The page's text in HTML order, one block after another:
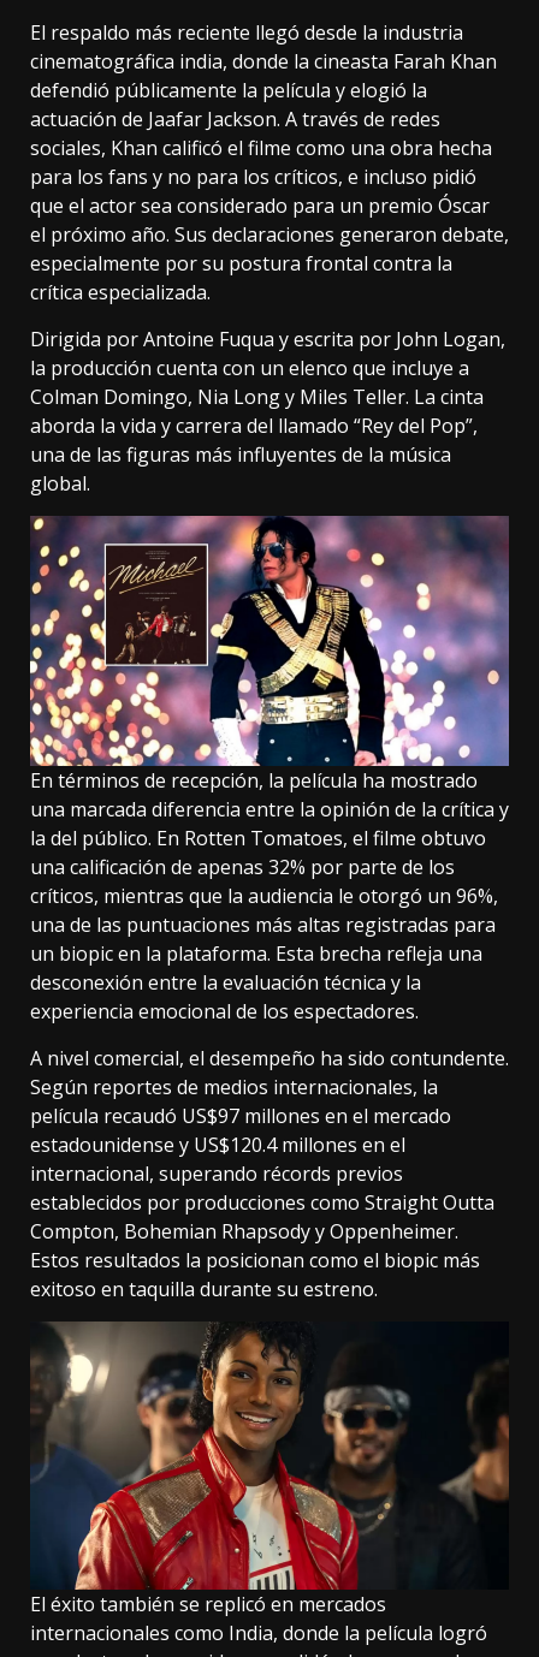
El respaldo más reciente llegó desde la industria
cinematográfica india, donde la cineasta Farah Khan
defendió públicamente la película y elogió la
actuación de Jaafar Jackson. A través de redes
sociales, Khan calificó el filme como una obra hecha
para los fans y no para los críticos, e incluso pidió
que el actor sea considerado para un premio Óscar
el próximo año. Sus declaraciones generaron debate,
especialmente por su postura frontal contra la
crítica especializada.
Dirigida por Antoine Fuqua y escrita por John Logan,
la producción cuenta con un elenco que incluye a
Colman Domingo, Nia Long y Miles Teller. La cinta
aborda la vida y carrera del llamado “Rey del Pop”,
una de las figuras más influyentes de la música
global.
En términos de recepción, la película ha mostrado
una marcada diferencia entre la opinión de la crítica y
la del público. En Rotten Tomatoes, el filme obtuvo
una calificación de apenas 32% por parte de los
críticos, mientras que la audiencia le otorgó un 96%,
una de las puntuaciones más altas registradas para
un biopic en la plataforma. Esta brecha refleja una
desconexión entre la evaluación técnica y la
experiencia emocional de los espectadores.
A nivel comercial, el desempeño ha sido contundente.
Según reportes de medios internacionales, la
película recaudó US$97 millones en el mercado
estadounidense y US$120.4 millones en el
internacional, superando récords previos
establecidos por producciones como Straight Outta
Compton, Bohemian Rhapsody y Oppenheimer.
Estos resultados la posicionan como el biopic más
exitoso en taquilla durante su estreno.
El éxito también se replicó en mercados
internacionales como India, donde la película logró